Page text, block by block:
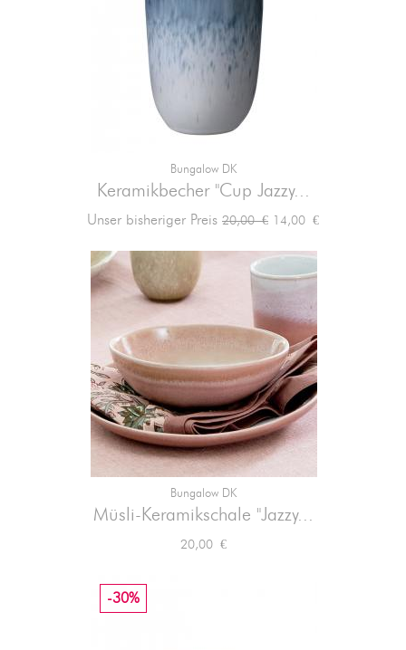
Bungalow DK
Keramikbecher "Cup Jazzy...
Unser bisheriger Preis Verkaufspreis
20,00 € Preis
14,00 €
Bungalow DK
Müsli-Keramikschale "Jazzy...
Preis
20,00 €
-30%